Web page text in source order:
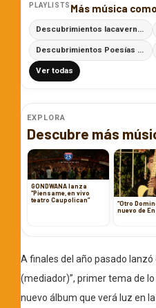
PLAYLISTS Más música
Descubrimientos lacaverna.net
Descubrimientos Poesías con Ritmo
Ver todas
EXPLORA
Descubre más
GONDWANA lanza
“Piensame, en vivo
teatro Caupolican”
“Otro
nuevo de En
A finales del año pasado lanzó
(mediador)”, primer tema de
nuevo álbum que verá luz en